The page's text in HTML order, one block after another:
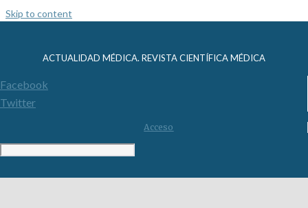
Skip to content
ACTUALIDAD MÉDICA. REVISTA CIENTÍFICA MÉDICA
Facebook
Twitter
Acceso